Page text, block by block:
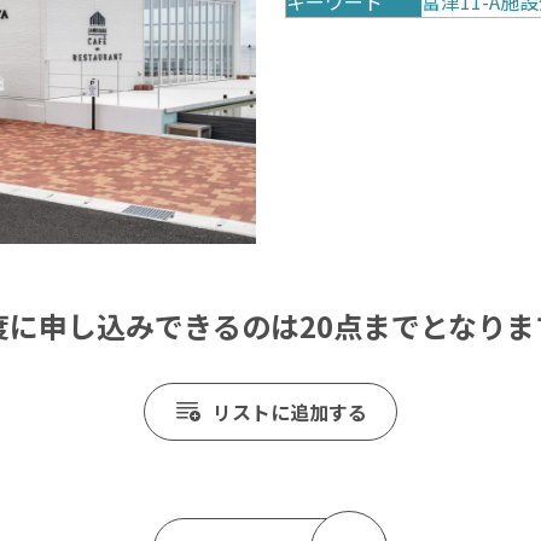
申し込みできるのは20点までとなりま
リストに追加する